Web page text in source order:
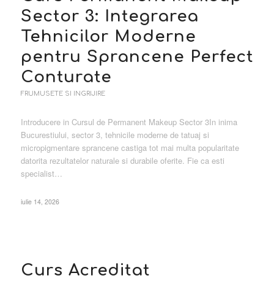
Sector 3: Integrarea
Tehnicilor Moderne
pentru Sprancene Perfect
Conturate
FRUMUSETE SI INGRIJIRE
Introducere in Cursul de Permanent Makeup Sector 3In inima
Bucurestiului, sector 3, tehnicile moderne de tatuaj si
micropigmentare sprancene castiga tot mai multa popularitate
datorita rezultatelor naturale si durabile oferite. Fie ca esti
specialist…
iulie 14, 2026
Curs Acreditat